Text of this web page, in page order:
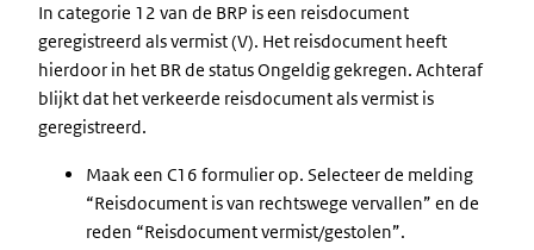
In categorie 12 van de BRP is een reisdocument
geregistreerd als vermist (V). Het reisdocument heeft
hierdoor in het BR de status Ongeldig gekregen. Achteraf
blijkt dat het verkeerde reisdocument als vermist is
geregistreerd.
Maak een C16 formulier op. Selecteer de melding
“Reisdocument is van rechtswege vervallen” en de
reden “Reisdocument vermist/gestolen”.